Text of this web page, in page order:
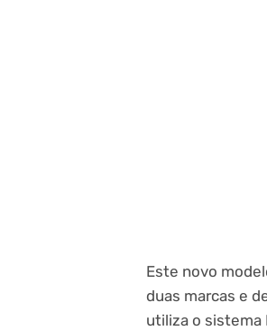
Este novo
duas marcas e
utiliza o sistema